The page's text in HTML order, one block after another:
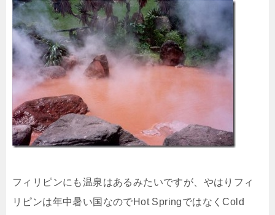
フィリピンにも温泉はあるみたいですが、やはりフィ
リピンは年中暑い国なのでHot SpringではなくCold